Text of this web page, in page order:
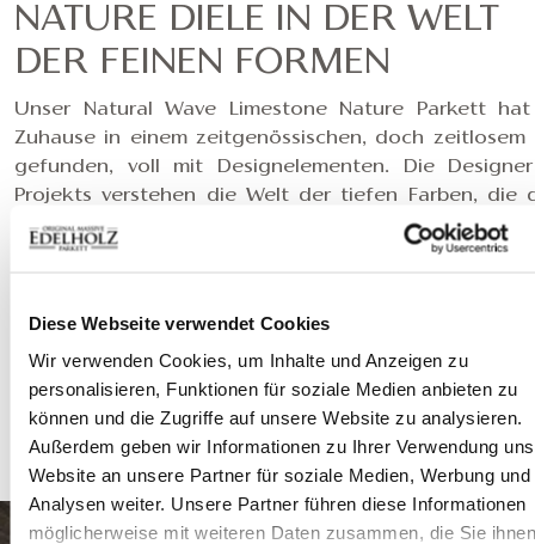
Diese Webseite verwendet Cookies
Wir verwenden Cookies, um Inhalte und Anzeigen zu
personalisieren, Funktionen für soziale Medien anbieten zu
können und die Zugriffe auf unsere Website zu analysieren.
Außerdem geben wir Informationen zu Ihrer Verwendung
Website an unsere Partner für soziale Medien, Werbung und
Analysen weiter. Unsere Partner führen diese Informationen
möglicherweise mit weiteren Daten zusammen, die Sie ihnen
NATURE DIELE IN DER WELT
DER FEINEN FORMEN
Unser Natural Wave Limestone Nature Parkett
Zuhause in einem zeitgenössischen, doch zeitlosem
gefunden, voll mit Designelementen. Die
Projekts verstehen die Welt der tiefen Farben, die
feine, moderne und an einigen Stellen retro-
Möbeln ergänzt wurde. Besonders wichtige Rolle
gehobelt und bietet ein taktiles Erlebnis. Unsere
planen jeden Quadratzentimeter von Hand,
identische Dielen nie entstehen.